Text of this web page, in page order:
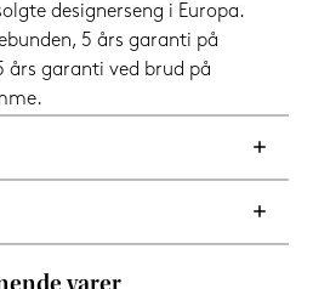
designerseng i Europa.
5 års garanti på
års garanti ved brud på